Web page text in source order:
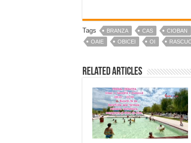
Tags BRANZA CAS CIOBAN
OAIE
OBICEI OI
Related Articles